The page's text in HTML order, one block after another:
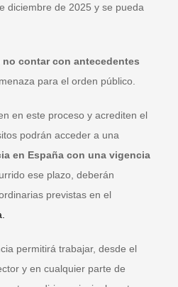
diciembre de 2025 y se pueda
no contar con antecedentes
para el orden público.
en este proceso y acrediten el
podrán acceder a una
en España con una vigencia
ese plazo, deberán
previstas en el
permitirá trabajar, desde el
y en cualquier parte de